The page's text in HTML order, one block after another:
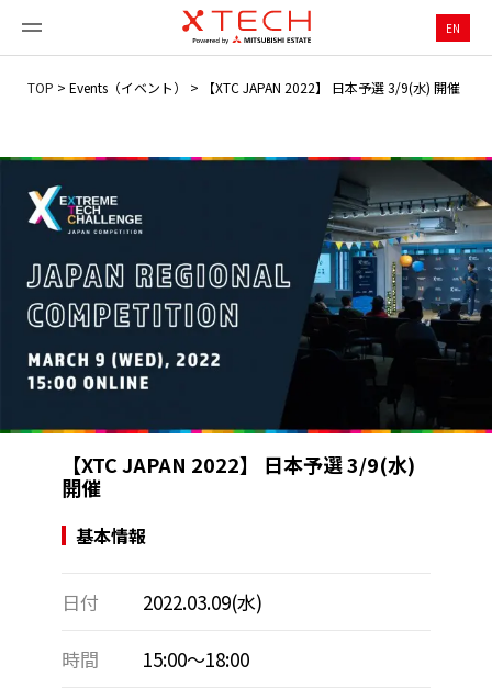
EN
TOP > Events（イベント） > 【XTC JAPAN 2022】 日本予選 3/9(水) 開催
【XTC JAPAN 2022】 日本予選 3/9(水)
開催
基本情報
日付 2022.03.09(水)
時間 15:00～18:00